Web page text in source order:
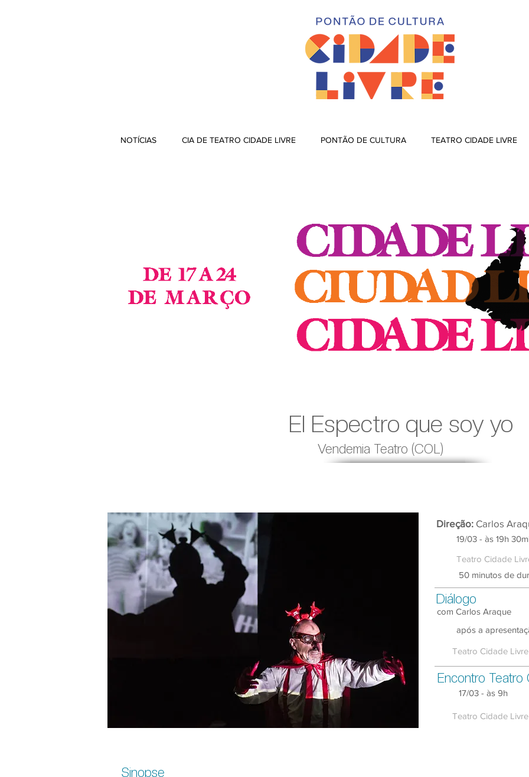
El Espectro que soy yo
Vendemia Teatro (COL)
Direção: Carlos
19/03 - às 19h
50 minutos de
Diálogo
com Carlos Araque
Encontro Teatro
Teatro Cidade Livre
após a
Teatro Cidade Livre
17/03 - às 9h
Teatro Cidade
Sinopse
NOTÍCIAS CIA DE TEATRO CIDADE LIVRE PONTÃO DE CULTURA TEATRO CIDADE LIVRE